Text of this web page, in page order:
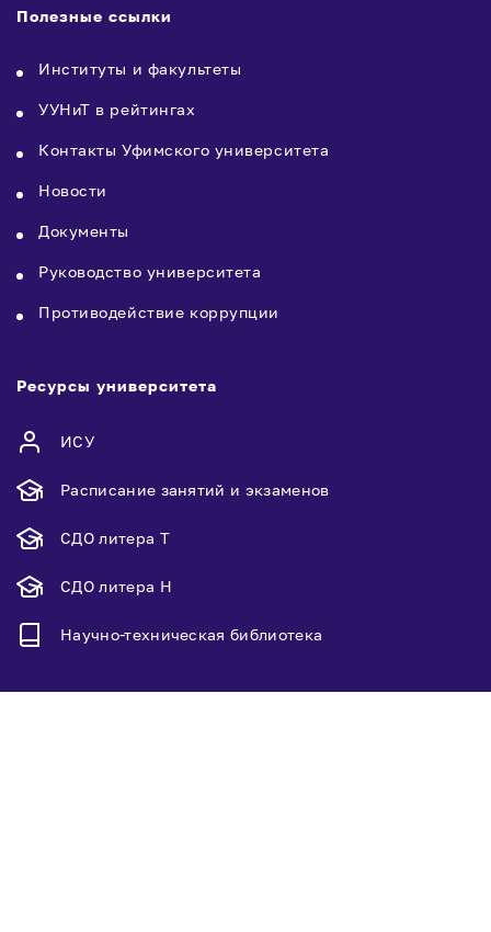
Полезные ссылки
Институты и факультеты
УУНиТ в рейтингах
Контакты Уфимского университета
Новости
Документы
Руководство университета
Противодействие коррупции
Ресурсы университета
ИСУ
Расписание занятий и экзаменов
СДО литера Т
СДО литера Н
Научно-техническая библиотека